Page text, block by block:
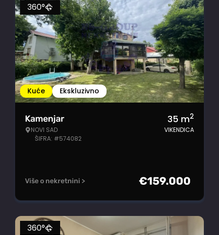
Kuće Ekskluzivno
360°
Kamenjar
NOVI SAD
ŠIFRA: #574082
35 m2
VIKENDICA
Više o nekretnini > €159.000
360°